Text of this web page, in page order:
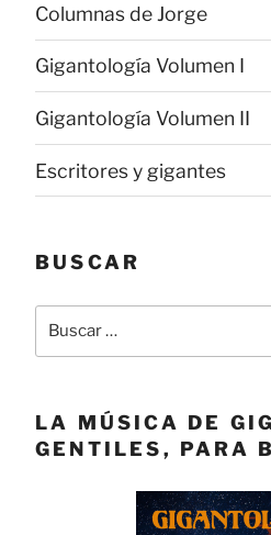
Columnas de Jorge
Gigantología Volumen I
Gigantología Volumen II
Escritores y gigantes
BUSCAR
Buscar
LA MÚSICA DE
GENTILES, PARA